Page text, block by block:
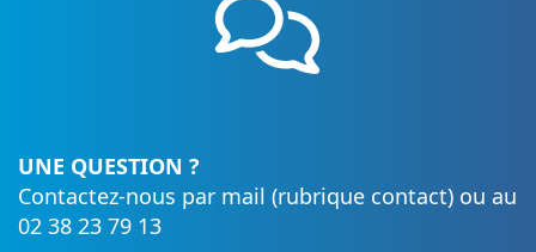
UNE QUESTION ?
Contactez-nous par mail (rubrique contact) ou au
02 38 23 79 13